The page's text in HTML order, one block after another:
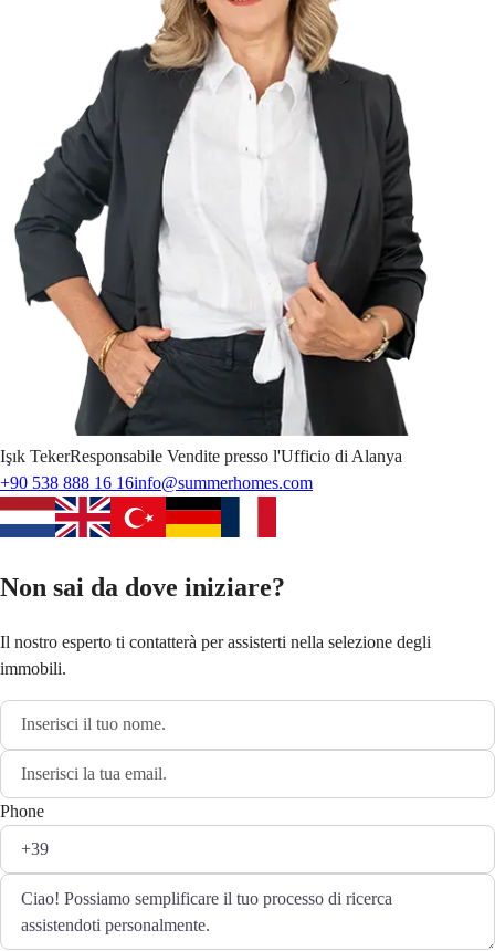
Işık TekerResponsabile Vendite presso l'Ufficio di Alanya
+90 538 888 16 16info@summerhomes.com
Non sai da dove iniziare?
Il nostro esperto ti contatterà per assisterti nella selezione degli
immobili.
Phone